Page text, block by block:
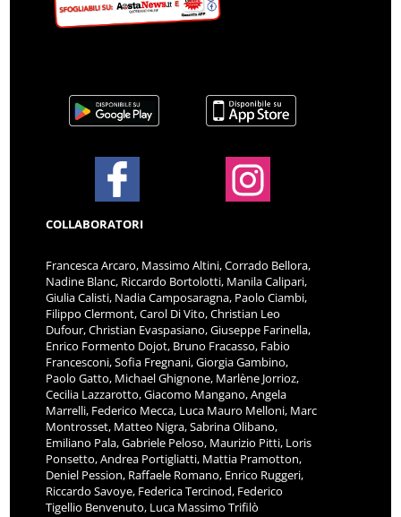
COLLABORATORI
Francesca Arcaro, Massimo Altini, Corrado Bellora,
Nadine Blanc, Riccardo Bortolotti, Manila Calipari,
Giulia Calisti, Nadia Camposaragna, Paolo Ciambi,
Filippo Clermont, Carol Di Vito, Christian Leo
Dufour, Christian Evaspasiano, Giuseppe Farinella,
Enrico Formento Dojot, Bruno Fracasso, Fabio
Francesconi, Sofia Fregnani, Giorgia Gambino,
Paolo Gatto, Michael Ghignone, Marlène Jorrioz,
Cecilia Lazzarotto, Giacomo Mangano, Angela
Marrelli, Federico Mecca, Luca Mauro Melloni, Marc
Montrosset, Matteo Nigra, Sabrina Olibano,
Emiliano Pala, Gabriele Peloso, Maurizio Pitti, Loris
Ponsetto, Andrea Portigliatti, Mattia Pramotton,
Deniel Pession, Raffaele Romano, Enrico Ruggeri,
Riccardo Savoye, Federica Tercinod, Federico
Tigellio Benvenuto, Luca Massimo Trifilò